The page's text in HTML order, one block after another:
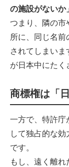
の施設がないか」
つまり、隣の市
所に、同じ名
されてしまいま
が日本中にたく
商標権は「
一方で、特許庁
して独占的な
です。
もし、遠く離